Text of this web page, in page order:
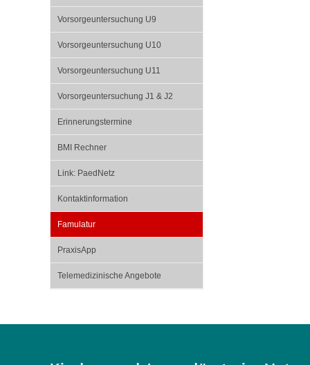
Vorsorgeuntersuchung U9
Vorsorgeuntersuchung U10
Vorsorgeuntersuchung U11
Vorsorgeuntersuchung J1 & J2
Erinnerungstermine
BMI Rechner
Link: PaedNetz
Kontaktinformation
Famulatur
PraxisApp
Telemedizinische Angebote